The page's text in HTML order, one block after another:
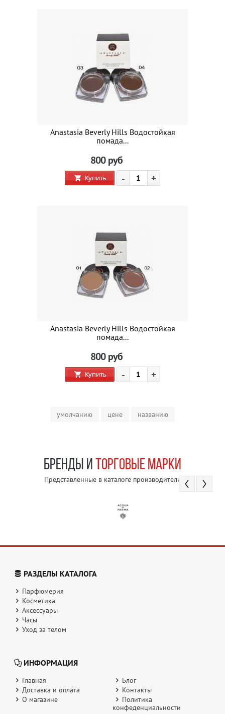
Anastasia Beverly Hills Водостойкая
помада...
800 руб
Купить - +
Anastasia Beverly Hills Водостойкая
помада...
800 руб
Купить - +
умолчанию цене названию
БРЕНДЫ И ТОРГОВЫЕ МАРКИ
Представленные в каталоге производители
РАЗДЕЛЫ КАТАЛОГА
Парфюмерия
Косметика
Аксессуары
Часы
Уход за телом
ИНФОРМАЦИЯ
Главная
Блог
Доставка и оплата
Контакты
О магазине
Политика
конфеденциальности